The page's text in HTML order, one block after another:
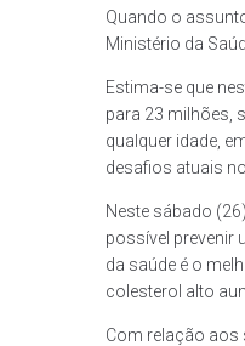
Quando o
Ministério da
Estima-se que
para 23 milhões,
qualquer idade,
desafios atuais
Neste sábado
possível prevenir
da saúde é o
colesterol alto
Com relação aos